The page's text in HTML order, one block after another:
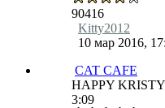
90416
Kitty2012
10 мар 2016,
CAT CAFE
HAPPY KRISTY
3:09